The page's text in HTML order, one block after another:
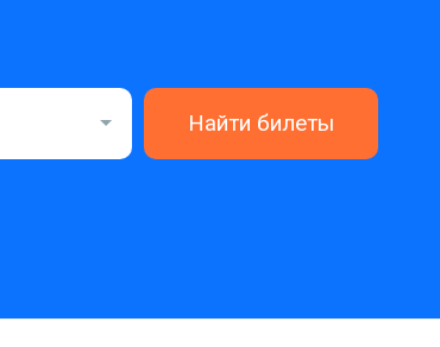
Найти билеты